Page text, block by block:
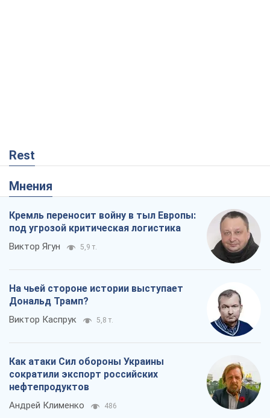
Rest
Мнения
Кремль переносит войну в тыл Европы:
под угрозой критическая логистика
Виктор Ягун 5,9 т.
На чьей стороне истории выступает
Дональд Трамп?
Виктор Каспрук 5,8 т.
Как атаки Сил обороны Украины
сократили экспорт российских
нефтепродуктов
Андрей Клименко 486